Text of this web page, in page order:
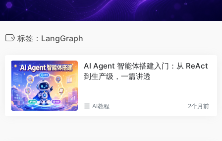
标签：LangGraph
AI Agent 智能体搭建入门：从 ReAct
到生产级，一篇讲透
AI教程 2个月前